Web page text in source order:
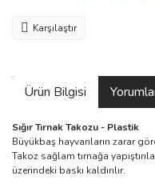
Karşılaştır
Ürün Bilgisi
Sığır Tırnak Takozu - Plastik
Büyükbaş hayvanların zarar
Takoz sağlam tırnağa
üzerindeki baskı kaldırılır.